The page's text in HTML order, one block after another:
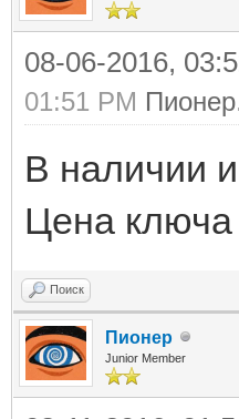
08-06-2016,
01:51 PM Пионер
В наличии
Цена
Поиск
Пионер
Junior Member